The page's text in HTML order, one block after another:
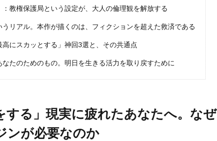
教権保護局という設定が、大人の倫理観を解放する
リアル。本作が描くのは、フィクションを超えた救済である
高にスカッとする」神回3選と、その共通点
なたのためのもの。明日を生きる活力を取り戻すために
する」現実に疲れたあなたへ。なぜ
ンが必要なのか